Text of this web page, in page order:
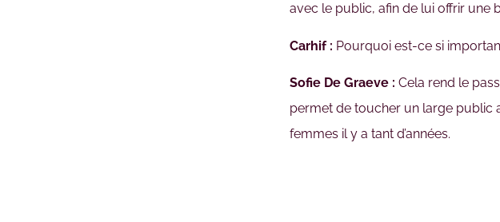
avec le public, afin de lui offrir une
Carhif : Pourquoi est-ce si
Sofie De Graeve : Cela rend le
permet de toucher un large public
femmes il y a tant d’années.